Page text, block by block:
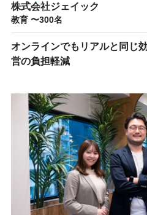
株式会社ジェイック
教育 〜300名
オンラインでもリアルと同じ
営の負担軽減